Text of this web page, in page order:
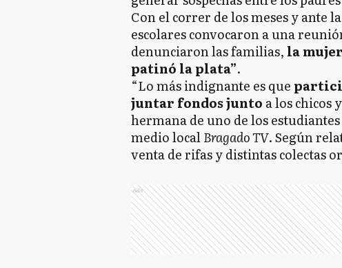
Con el correr de los meses y ante
escolares convocaron a una
denunciaron las familias, la
patinó la plata”.
“Lo más indignante es que
juntar fondos junto a los chicos
hermana de uno de los
medio localBragado TV. Según
venta de rifas y distintas colectas
Ads